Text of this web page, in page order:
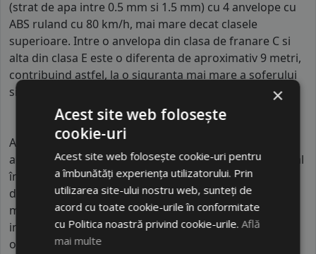
(strat de apa intre 0.5 mm si 1.5 mm) cu 4 anvelope cu
ABS ruland cu 80 km/h, mai mare decat clasele
superioare. Intre o anvelopa din clasa de franare C si
alta din clasa E este o diferenta de aproximativ 9 metri,
contribuind astfel, la o siguranta mai mare a soferului
si participantilor din trafic.
AUTOGREEN este un brand emergent din industria
anvelopelor, cu producție concentrată în Asia, în special
în China, unde operează fabrici moderne cu câteva mii
de angajați. Compania face parte dintr-un grup mai
mare care produce anvelope pentru diverse aplicații,
inclusiv industriale. AUTOGREEN se remarcă prin
orientarea către eficiență energetică și reducerea
×
Acest site web folosește
cookie-uri
Acest site web folosește cookie-uri pentru
a îmbunătăți experiența utilizatorului. Prin
utilizarea site-ului nostru web, sunteți de
acord cu toate cookie-urile în conformitate
cu Politica noastră privind cookie-urile.Află
mai multe